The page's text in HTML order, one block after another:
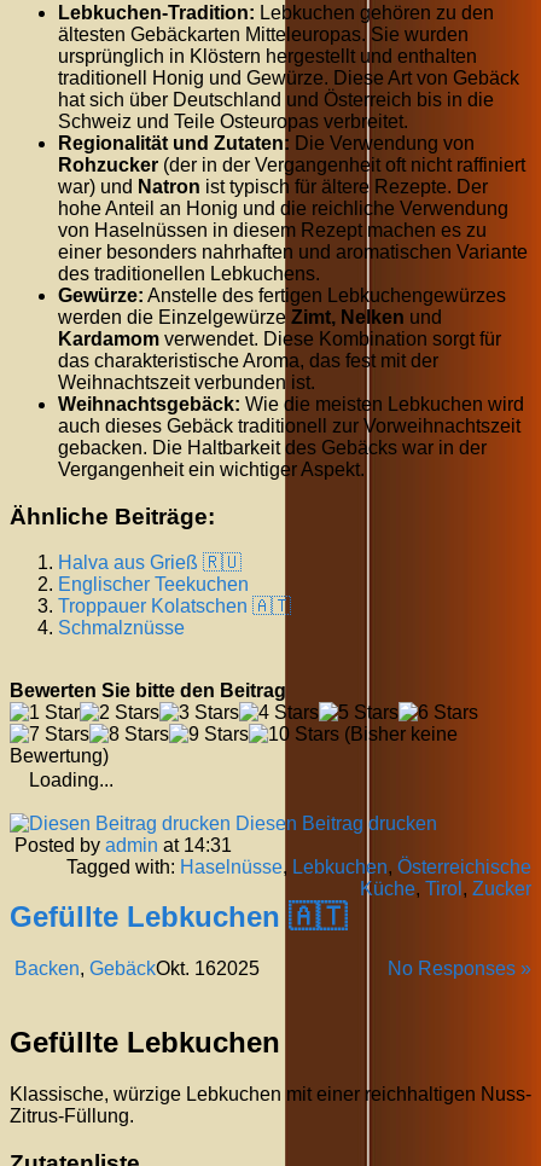
Lebkuchen-Tradition: Lebkuchen gehören zu den
ältesten Gebäckarten Mitteleuropas. Sie wurden
ursprünglich in Klöstern hergestellt und enthalten
traditionell Honig und Gewürze. Diese Art von Gebäck
hat sich über Deutschland und Österreich bis in die
Schweiz und Teile Osteuropas verbreitet.
Regionalität und Zutaten: Die Verwendung von
Rohzucker (der in der Vergangenheit oft nicht raffiniert
war) und Natron ist typisch für ältere Rezepte. Der
hohe Anteil an Honig und die reichliche Verwendung
von Haselnüssen in diesem Rezept machen es zu
einer besonders nahrhaften und aromatischen Variante
des traditionellen Lebkuchens.
Gewürze: Anstelle des fertigen Lebkuchengewürzes
werden die Einzelgewürze Zimt, Nelken und
Kardamom verwendet. Diese Kombination sorgt für
das charakteristische Aroma, das fest mit der
Weihnachtszeit verbunden ist.
Weihnachtsgebäck: Wie die meisten Lebkuchen wird
auch dieses Gebäck traditionell zur Vorweihnachtszeit
gebacken. Die Haltbarkeit des Gebäcks war in der
Vergangenheit ein wichtiger Aspekt.
Ähnliche Beiträge:
Halva aus Grieß 🇷🇺
Englischer Teekuchen
Troppauer Kolatschen 🇦🇹
Schmalznüsse
Bewerten Sie bitte den Beitrag
(Bisher keine
Bewertung)
Loading...
Diesen Beitrag drucken
Posted by admin at 14:31
Tagged with: Haselnüsse, Lebkuchen, Österreichische
Küche, Tirol , Zucker
Gefüllte Lebkuchen 🇦🇹
Backen, Gebäck No Responses »
Okt. 162025
Gefüllte Lebkuchen
Klassische, würzige Lebkuchen mit einer reichhaltigen Nuss-
Zitrus-Füllung.